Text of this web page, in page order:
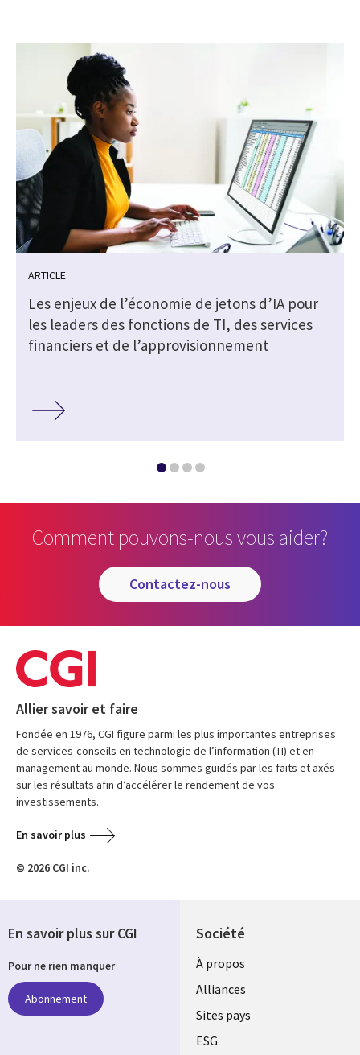
ARTICLE
Les enjeux de l’économie de jetons d’IA pour
les leaders des fonctions de TI, des services
financiers et de l’approvisionnement
Comment pouvons-nous vous aider?
contactez-nous
Allier savoir et faire
Fondée en 1976, CGI figure parmi les plus importantes entreprises
de services-conseils en technologie de l’information (TI) et en
management au monde. Nous sommes guidés par les faits et axés
sur les résultats afin d’accélérer le rendement de vos
investissements.
En savoir plus
© 2026 CGI inc.
Société
À propos
Alliances
Sites pays
ESG
En savoir plus sur CGI
Pour ne rien manquer
Abonnement